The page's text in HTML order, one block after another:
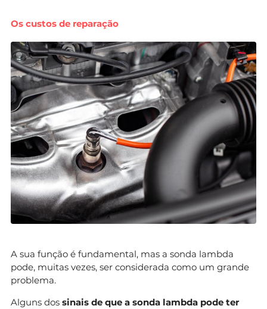
Os custos de reparação
A sua função é fundamental, mas a sonda lambda
pode, muitas vezes, ser considerada como um grande
problema.
Alguns dos sinais de que a sonda lambda pode ter